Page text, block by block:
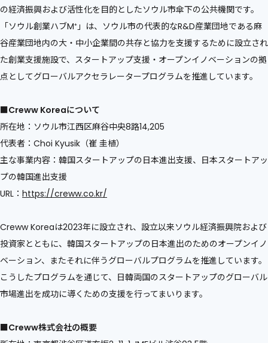
の経済振興および活性化を目的としたソウル市傘下の公共機関です。
​​「ソウル創業ハブM⁺」は、ソウル市の代表的なR&D産業団地である麻
谷産業団地内の大・中小企業間の共存と協力を支援するために設立され
た創業支援施設で、スタートアップ支援・オープンイノベーションの拠
点としてグローバルアクセラレータープログラムを推進しています。
■Creww Koreaについて
所在地：ソウル市江西区麻谷中央8路14,205
代表者：Choi Kyusik（崔 圭植）
主な事業内容：韓国スタートアップの日本進出支援、日本スタートアッ
プの韓国進出支援
URL： https://creww.co.kr/
Creww Koreaは2023年に設立され、設立以来ソウル経済振興院および
投資家とともに、韓国スタートアップの日本進出のためのオープンイノ
ベーション、またそれに伴うグローバルプログラムを推進しています。
こうしたプログラムを通じて、日韓両国のスタートアップのグローバル
市場進出を成功に導くための支援を行ってまいります。
■Creww株式会社の概要